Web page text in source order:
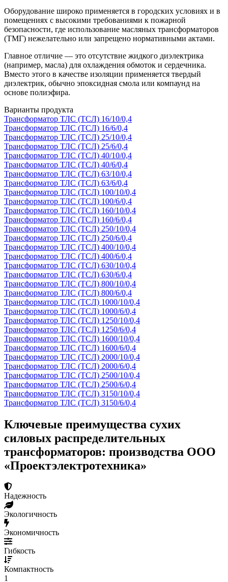
Оборудование широко применяется в городских условиях и в
помещениях с высокими требованиями к пожарной
безопасности, где использование масляных трансформаторов
(ТМГ) нежелательно или запрещено нормативными актами.
Главное отличие — это отсутствие жидкого диэлектрика
(например, масла) для охлаждения обмоток и сердечника.
Вместо этого в качестве изоляции применяется твердый
диэлектрик, обычно эпоксидная смола или компаунд на
основе полиэфира.
Варианты продукта
Трансформатор ТЛС (ТСЛ) 16/10/0,4
Трансформатор ТЛС (ТСЛ) 16/6/0,4
Трансформатор ТЛС (ТСЛ) 25/10/0,4
Трансформатор ТЛС (ТСЛ) 25/6/0,4
Трансформатор ТЛС (ТСЛ) 40/10/0,4
Трансформатор ТЛС (ТСЛ) 40/6/0,4
Трансформатор ТЛС (ТСЛ) 63/10/0,4
Трансформатор ТЛС (ТСЛ) 63/6/0,4
Трансформатор ТЛС (ТСЛ) 100/10/0,4
Трансформатор ТЛС (ТСЛ) 100/6/0,4
Трансформатор ТЛС (ТСЛ) 160/10/0,4
Трансформатор ТЛС (ТСЛ) 160/6/0,4
Трансформатор ТЛС (ТСЛ) 250/10/0,4
Трансформатор ТЛС (ТСЛ) 250/6/0,4
Трансформатор ТЛС (ТСЛ) 400/10/0,4
Трансформатор ТЛС (ТСЛ) 400/6/0,4
Трансформатор ТЛС (ТСЛ) 630/10/0,4
Трансформатор ТЛС (ТСЛ) 630/6/0,4
Трансформатор ТЛС (ТСЛ) 800/10/0,4
Трансформатор ТЛС (ТСЛ) 800/6/0,4
Трансформатор ТЛС (ТСЛ) 1000/10/0,4
Трансформатор ТЛС (ТСЛ) 1000/6/0,4
Трансформатор ТЛС (ТСЛ) 1250/10/0,4
Трансформатор ТЛС (ТСЛ) 1250/6/0,4
Трансформатор ТЛС (ТСЛ) 1600/10/0,4
Трансформатор ТЛС (ТСЛ) 1600/6/0,4
Трансформатор ТЛС (ТСЛ) 2000/10/0,4
Трансформатор ТЛС (ТСЛ) 2000/6/0,4
Трансформатор ТЛС (ТСЛ) 2500/10/0,4
Трансформатор ТЛС (ТСЛ) 2500/6/0,4
Трансформатор ТЛС (ТСЛ) 3150/10/0,4
Трансформатор ТЛС (ТСЛ) 3150/6/0,4
Ключевые преимущества сухих
силовых распределительных
трансформаторов: производства ООО
«Проектэлектротехника»
Надежность
Экологичность
Экономичность
Гибкость
Компактность
1